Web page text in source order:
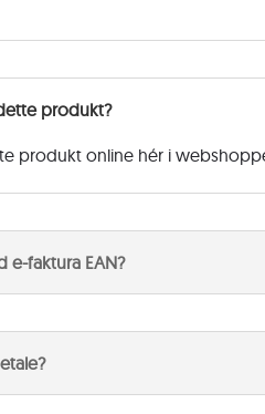
produkt?
produkt online hér i
e-faktura EAN?